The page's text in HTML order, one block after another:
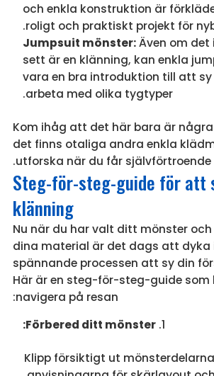
och enkla konstruktion är
roligt och praktiskt projekt för
Jumpsuit mönster:Även om det
sett är en klänning, kan enkla
vara en bra introduktion till att
arbeta med olika tygtyper.
Kom ihåg att det här bara är några
det finns otaliga andra enkla
utforska när du får självförtroende
Steg-för-steg-guide för att
klänning
Nu när du har valt ditt mönster
dina material är det dags att dyka
spännande processen att sy din
Här är en steg-för-steg-guide
navigera på resan:
Förbered ditt mönster:
Klipp försiktigt ut